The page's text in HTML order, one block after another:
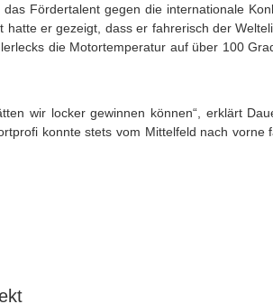
Fördertalent gegen die internationale
er gezeigt, dass er fahrerisch der
die Motortemperatur auf über 100
wir locker gewinnen können“, erklärt
konnte stets vom Mittelfeld nach vorne